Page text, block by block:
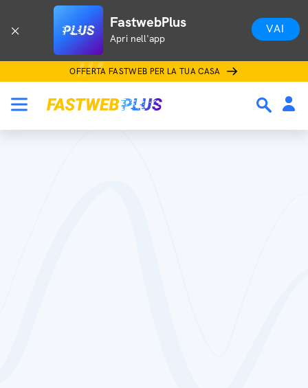
FastwebPlus
Apri nell'app
VAI
OFFERTA FASTWEB PER LA TUA CASA